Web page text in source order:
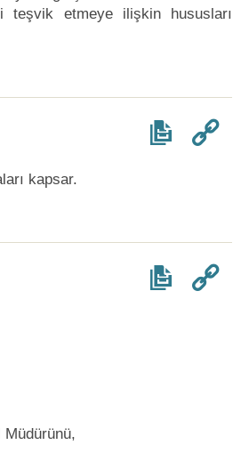
teşvik etmeye ilişkin hususları
kapsar.